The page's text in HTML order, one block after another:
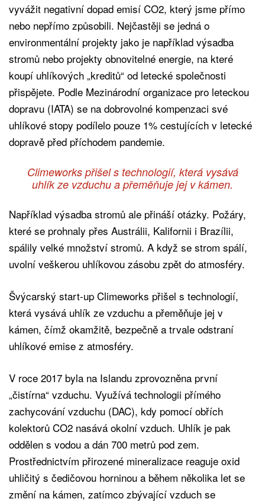
vyvážit negativní dopad emisí CO2, který jsme přímo
nebo nepřímo způsobili. Nejčastěji se jedná o
environmentální projekty jako je například výsadba
stromů nebo projekty obnovitelné energie, na které
koupí uhlíkových „kreditů“ od letecké společnosti
přispějete. Podle Mezinárodní organizace pro leteckou
dopravu (IATA) se na dobrovolné kompenzaci své
uhlíkové stopy podílelo pouze 1% cestujících v letecké
dopravě před příchodem pandemie.
Climeworks přišel s technologií, která vysává
uhlík ze vzduchu a přeměňuje jej v kámen.
Například výsadba stromů ale přináší otázky. Požáry,
které se prohnaly přes Austrálii, Kalifornii i Brazílii,
spálily velké množství stromů. A když se strom spálí,
uvolní veškerou uhlíkovou zásobu zpět do atmosféry.
Švýcarský start-up Climeworks přišel s technologií,
která vysává uhlík ze vzduchu a přeměňuje jej v
kámen, čímž okamžitě, bezpečně a trvale odstraní
uhlíkové emise z atmosféry.
V roce 2017 byla na Islandu zprovozněna první
„čistírna“ vzduchu. Využívá technologii přímého
zachycování vzduchu (DAC), kdy pomocí obřích
kolektorů CO2 nasává okolní vzduch. Uhlík je pak
oddělen s vodou a dán 700 metrů pod zem.
Prostřednictvím přirozené mineralizace reaguje oxid
uhličitý s čedičovou horninou a během několika let se
změní na kámen, zatímco zbývající vzduch se